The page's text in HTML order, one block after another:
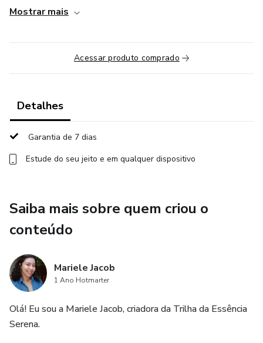
🧘‍♀️ Aulas de Yoga ao vivo
presença para o seu dia.
Todas as aulas ficam gravadas, para você acessar quando
🌙 Encontros de Autoconhecimento
1x por semana (quarta, às 08h)
Momentos de aprofundamento, reflexão e conexão
interna.
Os encontros também ficam gravados.
Mostrar mais
Acessar produto comprado
Detalhes
Garantia de 7 dias
Estude do seu jeito e em qualquer dispositivo
Saiba mais sobre quem criou o
conteúdo
Mariele Jacob
1 Ano Hotmarter
Olá! Eu sou a Mariele Jacob, criadora da Trilha da Essência
Serena.